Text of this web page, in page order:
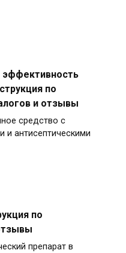
эффективность
по
и отзывы
средство с
антисептическими
по
препарат в